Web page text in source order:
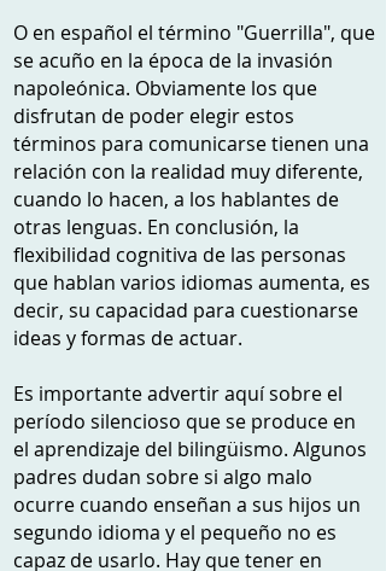
O en español el término "Guerrilla", que
se acuño en la época de la invasión
napoleónica. Obviamente los que
disfrutan de poder elegir estos
términos para comunicarse tienen una
relación con la realidad muy diferente,
cuando lo hacen, a los hablantes de
otras lenguas. En conclusión, la
flexibilidad cognitiva de las personas
que hablan varios idiomas aumenta, es
decir, su capacidad para cuestionarse
ideas y formas de actuar.
Es importante advertir aquí sobre el
período silencioso que se produce en
el aprendizaje del bilingüismo. Algunos
padres dudan sobre si algo malo
ocurre cuando enseñan a sus hijos un
segundo idioma y el pequeño no es
capaz de usarlo. Hay que tener en